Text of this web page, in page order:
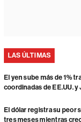
LAS ÚLTIMAS
El yen sube más de 1%
coordinadas de EE.UU.
El dólar registra su peor
tres meses mientras